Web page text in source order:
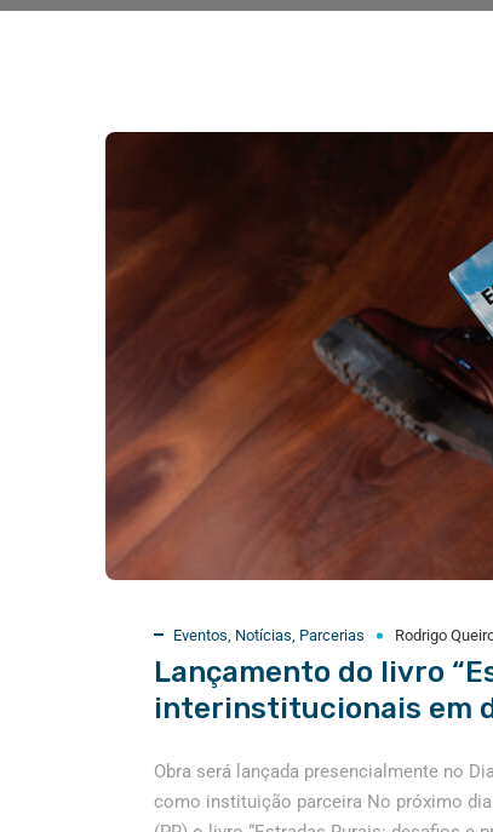
Eventos, Notícias, Parcerias Rodrigo
Lançamento do livro
interinstitucionais em
Obra será lançada presencialmente no
como instituição parceira No próximo